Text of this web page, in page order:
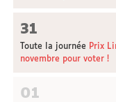
31
Toute la journée Prix
novembre pour voter !
01